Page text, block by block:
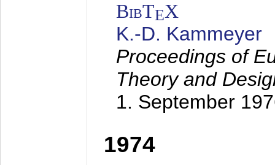
BibTEX
K.-D. Kammeyer
Proceedings of
Theory and
1. September
1974